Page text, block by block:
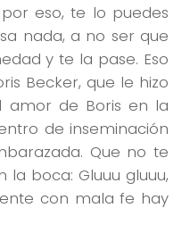
eso, te lo puedes
nada, a no ser que
y te la pase. Eso
Becker, que le hizo
amor de Boris en la
de inseminación
Que no te
la boca: Gluuu gluuu,
con mala fe hay